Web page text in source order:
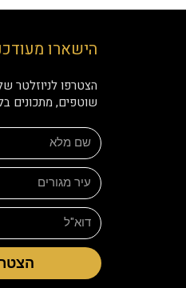
הישארו
הצטרפו לניוזלטר
שוטפים, מתכונים